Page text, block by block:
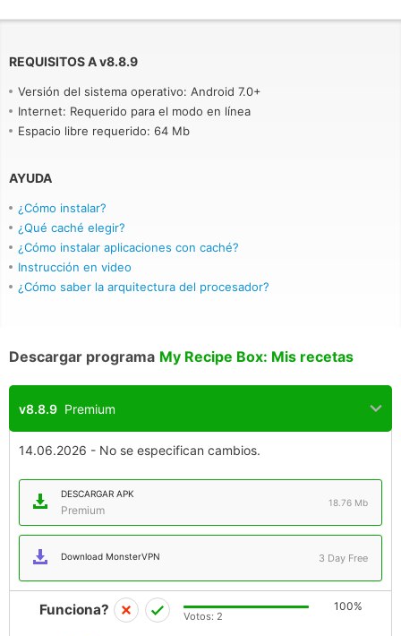
REQUISITOS Av8.8.9
Versión del sistema operativo: Android 7.0+
Internet: Requerido para el modo en línea
Espacio libre requerido: 64 Mb
AYUDA
¿Cómo instalar?
¿Qué caché elegir?
¿Cómo instalar aplicaciones con caché?
Instrucción en video
¿Cómo saber la arquitectura del procesador?
Descargar programa My Recipe Box: Mis recetas
v8.8.9 Premium
14.06.2026 - No se especifican cambios.
DESCARGAR APK
Premium
18.76 Mb
Download MonsterVPN 3 Day Free
Funciona? 100%
Votos: 2